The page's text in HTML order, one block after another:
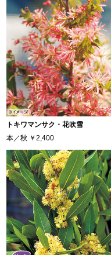
トキワマンサク・花吹雪
本／秋 ￥2,400